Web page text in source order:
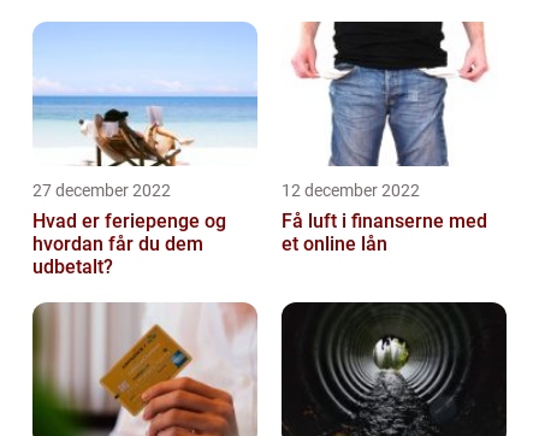
27 december 2022
Hvad er feriepenge og
hvordan får du dem
udbetalt?
12 december 2022
Få luft i finanserne med
et online lån